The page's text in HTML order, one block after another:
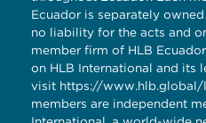
Ecuador is separately
no liability for the acts and
member firm of HLB
on HLB International and its
visit https://www.hlb.global/
members are independent